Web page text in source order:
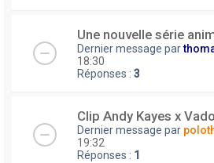
Une nouvelle série
Dernier message par
18:30
Réponses : 3
Clip Andy Kayes x
Dernier message par
19:32
Réponses : 1